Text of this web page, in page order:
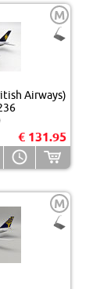
M
Airways)
€ 131.95
M